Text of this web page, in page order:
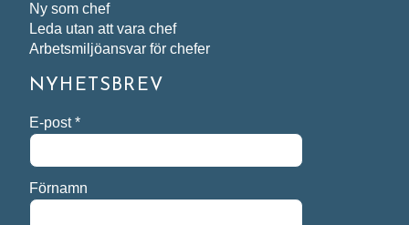
Ny som chef
Leda utan att vara chef
Arbetsmiljöansvar för chefer
NYHETSBREV
E-post*
Förnamn